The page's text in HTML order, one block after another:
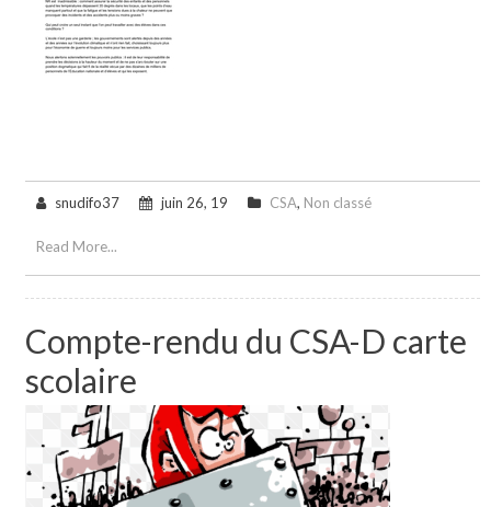
snudifo37 juin 26, 19 CSA, Non classé
Read More...
Compte-rendu du CSA-D carte
scolaire